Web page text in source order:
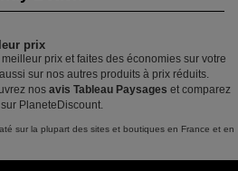
prix
prix et faites des économies sur votre
sur nos autres produits à prix réduits.
nos avis Tableau Paysages et comparez
PlaneteDiscount.
sur la plupart des sites et boutiques en France et en